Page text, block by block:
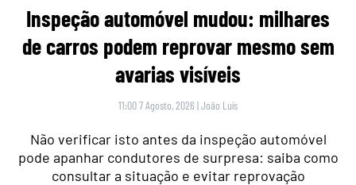
Inspeção automóvel mudou: milhares
de carros podem reprovar mesmo sem
avarias visíveis
11:00 7 Agosto, 2026 |João Luís
Não verificar isto antes da inspeção automóvel
pode apanhar condutores de surpresa: saiba como
consultar a situação e evitar reprovação